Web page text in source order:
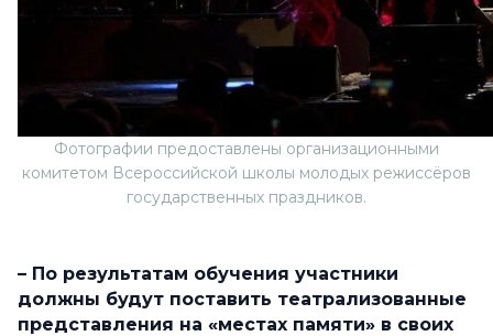
Фотографии предоставлены организационными
комитетом Всероссийской школы молодых режиссёров
государственных праздников.
– По результатам обучения участники
должны будут поставить театрализованные
представления на «местах памяти» в своих